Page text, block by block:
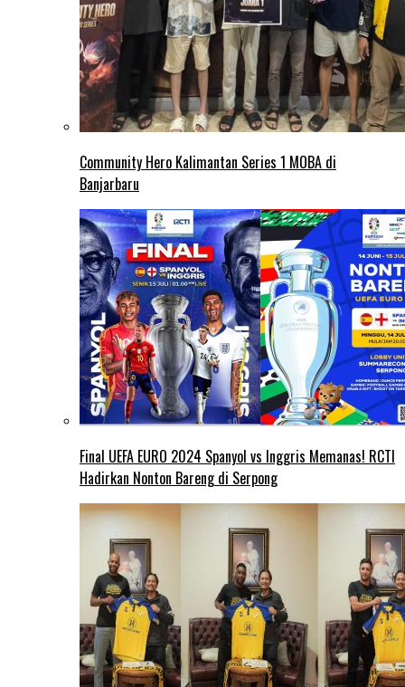
Community Hero Kalimantan Series 1 MOBA di
Banjarbaru
Final UEFA EURO 2024 Spanyol vs Inggris Memanas! RCTI
Hadirkan Nonton Bareng di Serpong